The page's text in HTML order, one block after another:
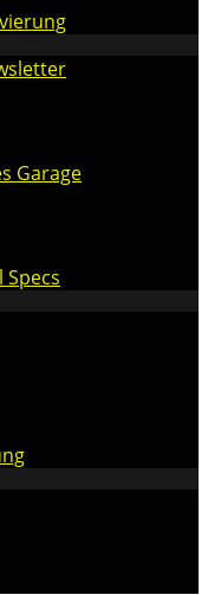
Garage
Specs